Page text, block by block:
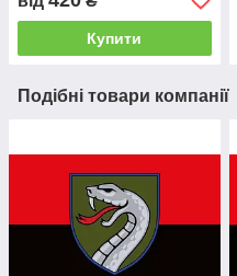
Купити
Подібні товари компанії